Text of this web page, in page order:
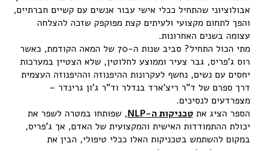
אבולוציוני שהתחיל ככלי אישי עבור אנשים עם קשיים חברתיים,
והפך לתחום מקצועי ולעיתים קצת מפוקפק שזכה להצלחה
עצומה בשנים האחרונות.
מתי הכול התחיל? סביב שנות ה-70 של המאה הקודמת, כאשר
רוס ג'פריס, גבר צעיר וממוצע לחלוטין, שלא הצטיין במערכות
יחסים עם נשים, נחשף לעקרונות ההיפנוזה וההיפנוזה העצמית
דרך ספרם של ד"ר ריצ'ארד בנדלר וד"ר ג'ון גרינדר –
מצפרדעים לנסיכים.
הספר הציג אתטכניקות ה-NLP
, שפותחו במטרה לשפר את
יכולת ההתמודדות האישית והמקצועית של האדם, אך ג'פריס,
במקום להשתמש בטכניקות האלו ככלי טיפולי, הבין את